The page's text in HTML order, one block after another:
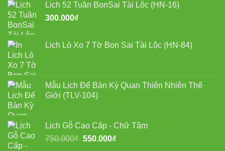
750.000₫.là:
Lịch 52 Tuần BonSai Tài Lộc (HN-16)
300.000₫
Lịch Lò Xo 7 Tờ Bon Sai Tài Lộc (HN-84)
Mẫu Lịch Để Bàn Kỳ Quan Thiên Nhiên Thế
Giới (TLV-104)
Lịch Gỗ Cao Cấp - Chữ Tâm
750.000₫ Giá
550.000₫Giá